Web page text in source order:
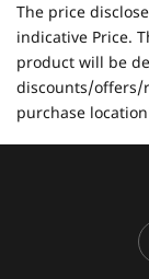
The price
indicative Price.
product will be
discounts/offers/
purchase